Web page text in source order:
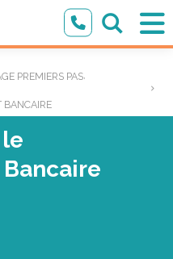
PREMIERS PAS,
BANCAIRE